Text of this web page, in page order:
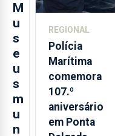
Já sou assinante
M
u
s
e
u
s
m
u
n
REGIONAL
Polícia
Marítima
comemora
107.º
aniversário
em Ponta